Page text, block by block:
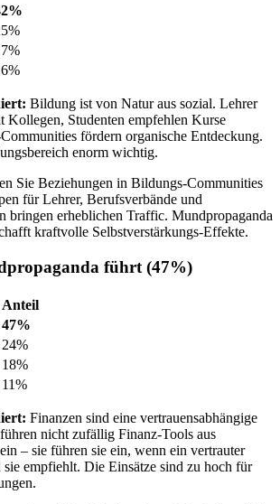
Bildung ist von Natur aus sozial. Lehrer
Kollegen, Studenten empfehlen Kurse
fördern organische Entdeckung.
enorm wichtig.
Sie Beziehungen in Bildungs-Communities
für Lehrer, Berufsverbände und
bringen erheblichen Traffic. Mundpropaganda
kraftvolle Selbstverstärkungs-Effekte.
führt (47%)
Anteil
47%
24%
18%
11%
Finanzen sind eine vertrauensabhängige
nicht zufällig Finanz-Tools aus
– sie führen sie ein, wenn ein vertrauter
empfiehlt. Die Einsätze sind zu hoch für